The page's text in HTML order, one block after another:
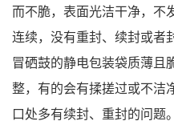
而不脆，表面光洁干净，不
连续，没有重封、续封或者
冒硒鼓的静电包装袋质薄且
整，有的会有揉搓过或不洁
口处多有续封、重封的问题